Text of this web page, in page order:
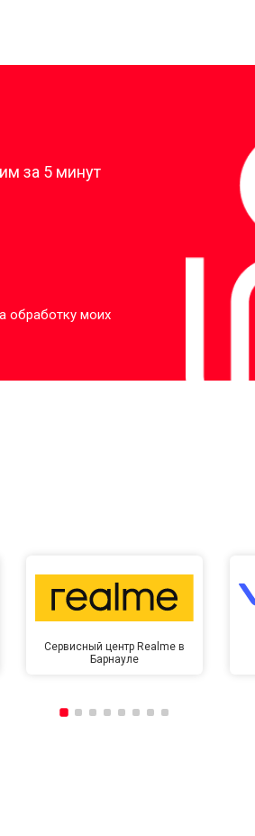
за 5 минут
обработку моих
Сервисный центр Realme в
Барнауле